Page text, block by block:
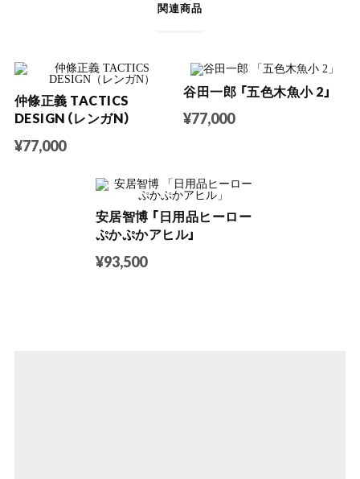
関連商品
仲條正義 TACTICS
DESIGN（レンガN）
¥77,000
谷田一郎 「五色木魚小 2」
¥77,000
安居智博 「日用品ヒーロー
ぷかぷかアヒル」
¥93,500